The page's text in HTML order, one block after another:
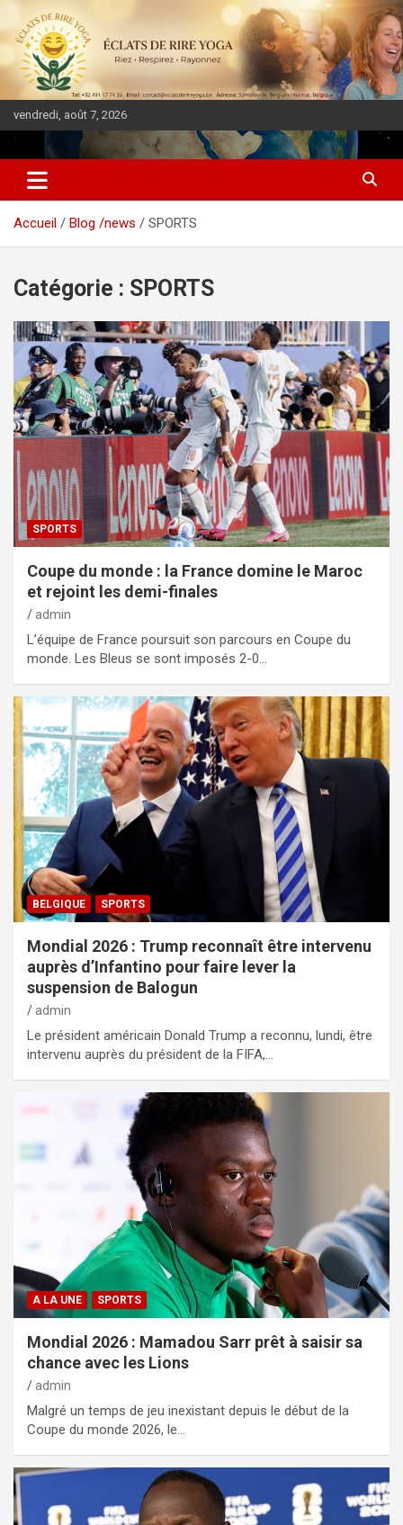
vendredi, août 7, 2026
DIASPORA PULSE
Accueil Blog /news SPORTS
Catégorie : SPORTS
SPORTS
Coupe du monde : la France domine le Maroc
et rejoint les demi-finales
admin
L’équipe de France poursuit son parcours en Coupe du
monde. Les Bleus se sont imposés 2-0…
BELGIQUE SPORTS
Mondial 2026 : Trump reconnaît être intervenu
auprès d’Infantino pour faire lever la
suspension de Balogun
admin
Le président américain Donald Trump a reconnu, lundi, être
intervenu auprès du président de la FIFA,…
A LA UNE SPORTS
Mondial 2026 : Mamadou Sarr prêt à saisir sa
chance avec les Lions
admin
Malgré un temps de jeu inexistant depuis le début de la
Coupe du monde 2026, le…